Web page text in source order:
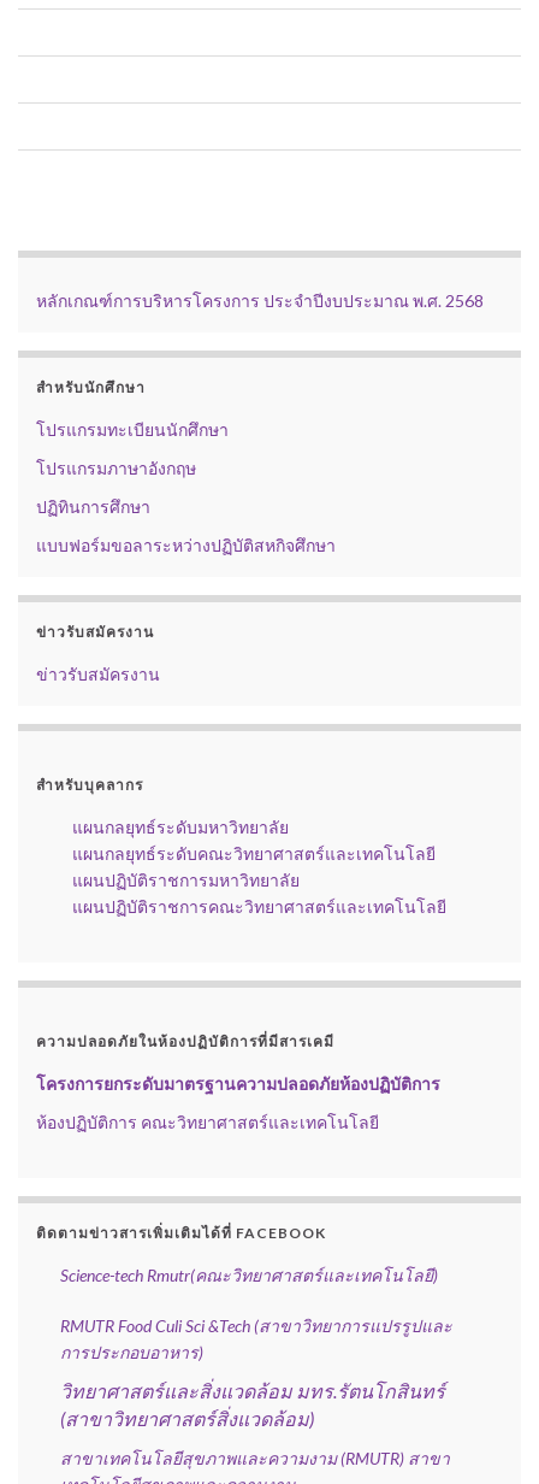
หลักเกณฑ์การบริหารโครงการ ประจำปีงบประมาณ พ.ศ. 2568
สำหรับนักศึกษา
โปรแกรมทะเบียนนักศึกษา
โปรแกรมภาษาอังกฤษ
ปฏิทินการศึกษา
แบบฟอร์มขอลาระหว่างปฏิบัติสหกิจศึกษา
ข่าวรับสมัครงาน
ข่าวรับสมัครงาน
สำหรับบุคลากร
แผนกลยุทธ์ระดับมหาวิทยาลัย
แผนกลยุทธ์ระดับคณะวิทยาศาสตร์และเทคโนโลยี
แผนปฏิบัติราชการมหาวิทยาลัย
แผนปฏิบัติราชการคณะวิทยาศาสตร์และเทคโนโลยี
ความปลอดภัยในห้องปฏิบัติการที่มีสารเคมี
โครงการยกระดับมาตรฐานความปลอดภัยห้องปฏิบัติการ
ห้องปฏิบัติการ คณะวิทยาศาสตร์และเทคโนโลยี
ติดตามข่าวสารเพิ่มเติมได้ที่ FACEBOOK
Science-tech Rmutr(คณะวิทยาศาสตร์และเทคโนโลยี)
RMUTR Food Culi Sci &Tech (สาขาวิทยาการแปรรูปและ
การประกอบอาหาร)
วิทยาศาสตร์และสิ่งแวดล้อม มทร.รัตนโกสินทร์
(สาขาวิทยาศาสตร์สิ่งแวดล้อม)
สาขาเทคโนโลยีสุขภาพและความงาม (RMUTR) สาขา